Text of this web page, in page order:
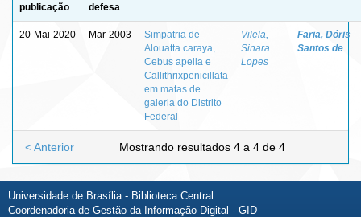
publicação
defesa
20-Mai-2020 Mar-2003
Simpatria de
Alouatta caraya,
Cebus apella e
Callithrixpenicillata
em matas de
galeria do Distrito
Federal
Vilela,
Sinara
Lopes
Faria, Dóris
Santos de
Mostrando resultados 4 a 4 de 4
< Anterior
Universidade de Brasília - Biblioteca Central
Coordenadoria de Gestão da Informação Digital - GID